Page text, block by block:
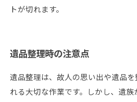
トが切れます。
遺品整理時の注意点
遺品整理は、故人の思い出や遺品
れる大切な作業です。しかし、遺